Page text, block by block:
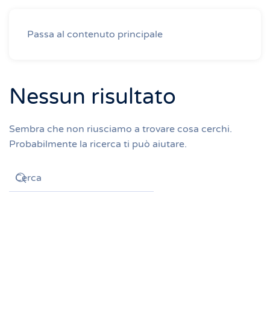
Passa al contenuto principale
Nessun risultato
Sembra che non riusciamo a trovare cosa cerchi.
Probabilmente la ricerca ti può aiutare.